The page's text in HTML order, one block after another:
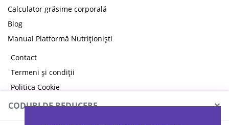
Calculator grăsime corporală
Blog
Manual Platformă Nutriționiști
Contact
Termeni și condiții
Politica Cookie
Politica de confidențialitate
CODURI DE REDUCERE ×